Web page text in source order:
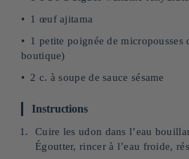
1 œuf ajitama
1 petite poignée de micropousses
boutique)
2 c. à soupe de sauce sésame
Instructions
Cuire les udon dans l’eau
Égoutter, rincer à l’eau froide,